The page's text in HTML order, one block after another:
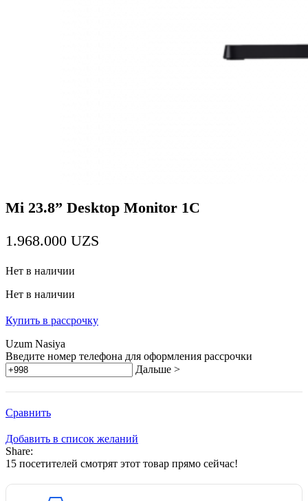
Mi 23.8” Desktop Monitor 1C
1.968.000 UZS
Нет в наличии
Нет в наличии
Купить в рассрочку
Uzum Nasiya
Введите номер телефона для оформления рассрочки
Дальше >
Сравнить
Добавить в список желаний
Share:
15 посетителей смотрят этот товар прямо сейчас!